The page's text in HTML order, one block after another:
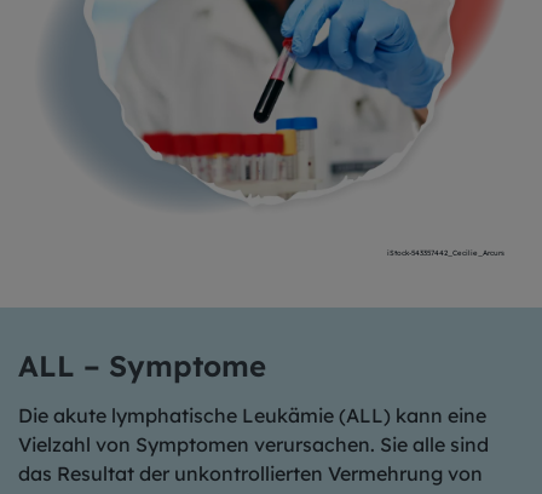
iStock-543357442_Cecilie_Arcurs
ALL – Symptome
Die akute lymphatische Leukämie (ALL) kann eine
Vielzahl von Symptomen verursachen. Sie alle sind
das Resultat der unkontrollierten Vermehrung von